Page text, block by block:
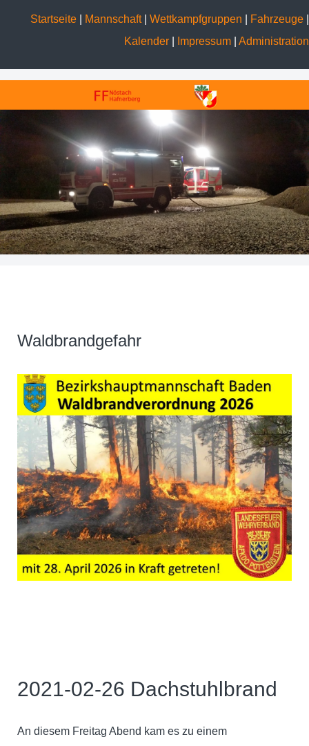
Startseite Mannschaft| Wettkampfgruppen Fahrzeuge
Kalender
Impressum Administration
Waldbrandgefahr
2021-02-26 Dachstuhlbrand
An diesem Freitag Abend kam es zu einem